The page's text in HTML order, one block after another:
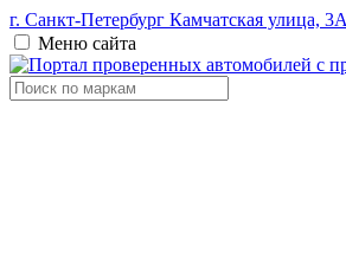
г. Санкт-Петербург Камчатская улица, 3А
Меню сайта